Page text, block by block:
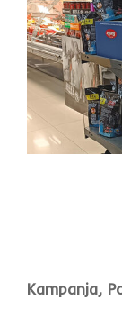
Kampanja,